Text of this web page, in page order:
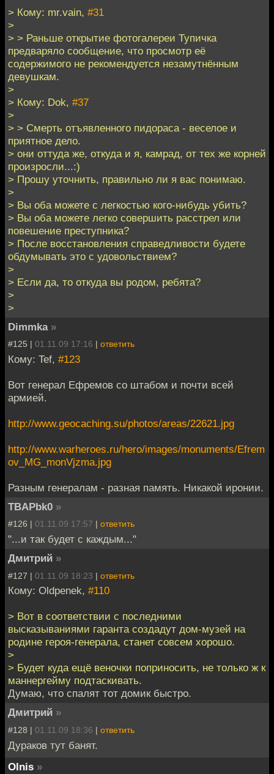
> Кому: mr.vain, #31
>
> > Раньше открытие фотогалереи Тупичка
предваряло сообщение, что просмотр её
содержимого не рекомендуется незамутнённым
девушкам.
>
> Кому: Dok, #37
>
> > Смерть отъявленного пидораса - веселое и
приятное дело.
> они оттуда же, откуда и я, камрад, от тех же корней
произросли...:)
> Прошу уточнить, правильно ли я вас понимаю.
>
> Вы оба можете с легкостью кого-нибудь убить?
> Вы оба можете легко совершить расстрел или
повешение преступника?
> После восстановления справедливости будете
обдумывать это с удовольствием?
>
> Если да, то откуда вы родом, ребята?
>
>
Dimmka »
#125 | 01.11.09 17:16 | ответить
Кому: Tef, #123
Вот генерал Ефремов со штабом и почти всей
армией.
http://www.geocaching.su/photos/areas/22621.jpg
http://www.warheroes.ru/hero/images/monuments/Efrem
ov_MG_monVjzma.jpg
Разным генералам - разная память. Никакой иронии.
TBAPbk0 »
#126 | 01.11.09 17:57 | ответить
"...и так будет с каждым..."
Дмитрий »
#127 | 01.11.09 18:23 | ответить
Кому: Oldpenek, #110
> Вот в соответствии с последними
высказываниями гаранта создадут дом-музей на
родине героя-генерала, станет совсем хорошо.
>
> Будет куда ещё веночки поприносить, не только ж к
маннергейму подтаскивать.
Думаю, что спалят тот домик быстро.
Дмитрий »
#128 | 01.11.09 18:36 | ответить
Дураков тут банят.
Olnis »